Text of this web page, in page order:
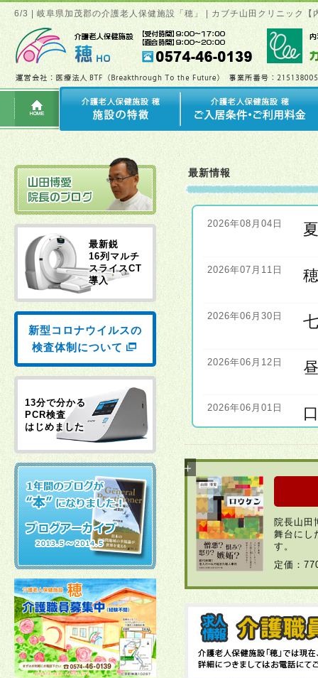
6/3 | 岐阜県加茂郡の介護老人保健施設「穂」 | カブチ山田クリニック【
最新情報
2026年08月04日
2026年07月11日
2026年06月30日
2026年06月12日
2026年06月01日
2026年06月01日
2026年04月22日
2026年03月30日
2026年03月23日
2026年02月10日
院長山田
舞台にし
す。
定価：
最新鋭
16列マルチ
スライスCT
導入
新型コロナウイルスの
検査体制について
13分で分かる
PCR検査
はじめました